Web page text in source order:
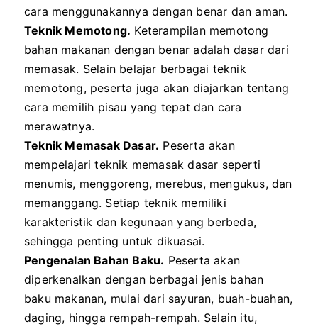
cara menggunakannya dengan benar dan aman.
Teknik Memotong. Keterampilan memotong
bahan makanan dengan benar adalah dasar dari
memasak. Selain belajar berbagai teknik
memotong, peserta juga akan diajarkan tentang
cara memilih pisau yang tepat dan cara
merawatnya.
Teknik Memasak Dasar. Peserta akan
mempelajari teknik memasak dasar seperti
menumis, menggoreng, merebus, mengukus, dan
memanggang. Setiap teknik memiliki
karakteristik dan kegunaan yang berbeda,
sehingga penting untuk dikuasai.
Pengenalan Bahan Baku. Peserta akan
diperkenalkan dengan berbagai jenis bahan
baku makanan, mulai dari sayuran, buah-buahan,
daging, hingga rempah-rempah. Selain itu,